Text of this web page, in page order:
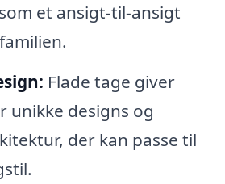
et ansigt-til-ansigt
Flade tage giver
unikke designs og
der kan passe til